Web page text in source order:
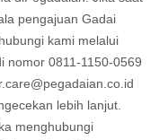
pengajuan Gadai
kami melalui
nomor 0811-1150-0569
lebih lanjut.
menghubungi